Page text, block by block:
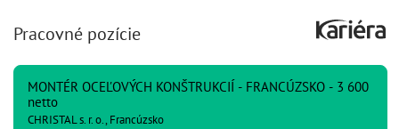
Pracovné pozície
MONTÉR OCEĽOVÝCH KONŠTRUKCIÍ - FRANCÚZSKO - 3 600
netto
CHRISTAL s. r. o., Francúzsko